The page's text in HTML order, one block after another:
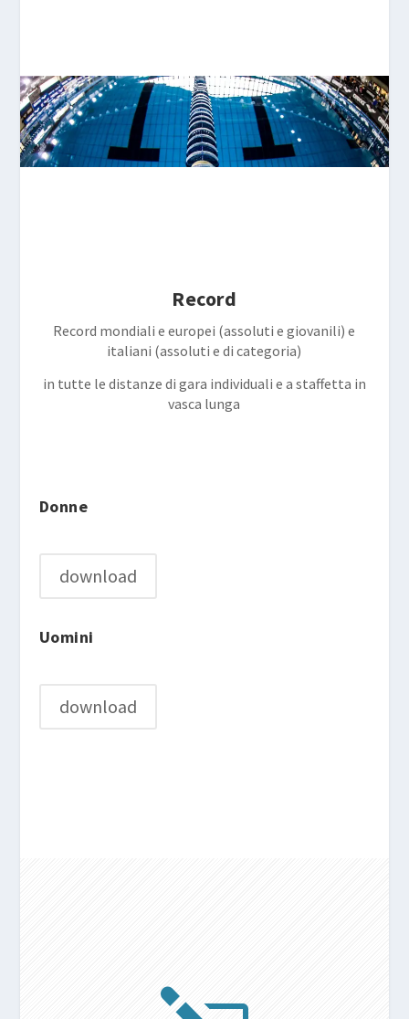
Record
Record mondiali e europei (assoluti e giovanili) e
italiani (assoluti e di categoria)
in tutte le distanze di gara individuali e a staffetta in
vasca lunga
Donne
download
Uomini
download